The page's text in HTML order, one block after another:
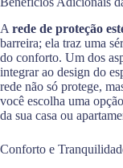
A rede de proteção
barreira; ela traz uma
do conforto. Um dos
integrar ao design do
rede não só protege,
você escolha uma
da sua casa ou
Conforto e